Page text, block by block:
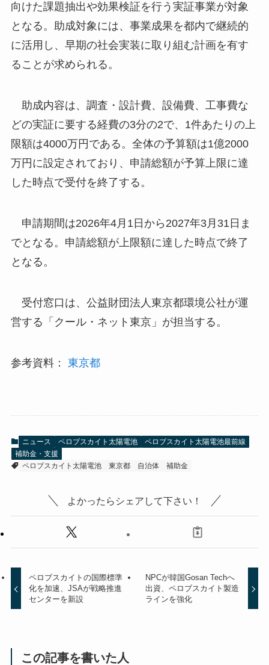
向けた課題抽出や効果検証を行う実証事業が対象
となる。助成対象には、事業成果を都内で継続的
に活用し、早期の社会実装に取り組む計画を有す
ることが求められる。
助成内容は、調査・設計費、設備費、工事費な
どの実証に要する経費の3分の2で、1件あたりの上
限額は4000万円である。全体の予算額は1億2000
万円に設定されており、申請総額が予算上限に達
した時点で受付を終了する。
申請期間は2026年4月1日から2027年3月31日ま
でとなる。申請総額が上限額に達した時点で終了
となる。
受付窓口は、公益財団法人東京都環境公社が運
営する「クール・ネット東京」が担当する。
参考資料： 東京都
ニュース ペロブスカイト太陽電池
ペロブスカイト太陽電池最前線
補助金・支援
ペロブスカイト太陽電池
東京都 自治体 補助金
よかったらシェアして下さい！
ペロブスカイトの国際標準
化を加速、JSAが戦略推進
センターを新設
NPCが韓国Gosan Techへ
出資、ペロブスカイト製造
ラインを強化
この記事を書いた人